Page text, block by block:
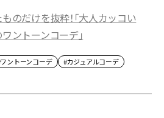
のだけを抜粋！「大人カッコい
ントーンコーデ」
ントーンコーデ
#カジュアルコーデ